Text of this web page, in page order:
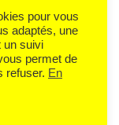
pour vous
adaptés, une
un suivi
permet de
refuser. En